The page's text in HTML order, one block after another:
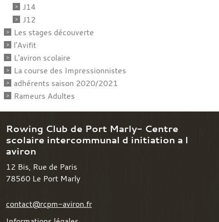
J14
J12
Les stages découverte
l'Avifit
L'aviron scolaire
La course des Impressionnistes
adhérents saison 2020/2021
Rameurs Adultes
Rowing Club de Port Marly- Centre
scolaire intercommunal d initiation a l
aviron
12 Bis, Rue de Paris
78560 Le Port Marly
contact@rcpm-aviron.fr